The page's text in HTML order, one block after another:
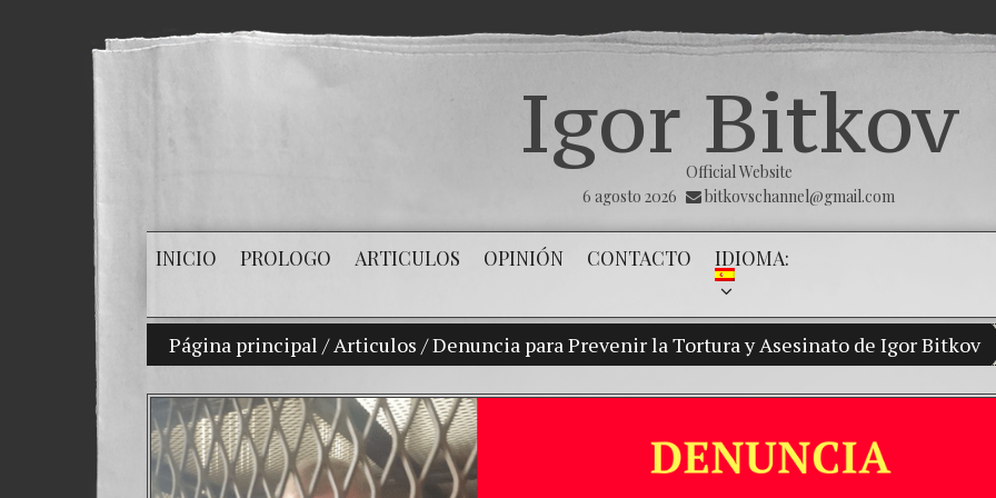
Igor Bitkov
Official Website
6 agosto 2026
bitkovschannel@gmail.com
INICIO PROLOGO ARTICULOS OPINIÓN CONTACTO IDIOMA:
Página principal /Articulos /Denuncia para Prevenir la Tortura y Asesinato de Igor Bitkov
Mi hijo Vladimir Bitkov, una promesa